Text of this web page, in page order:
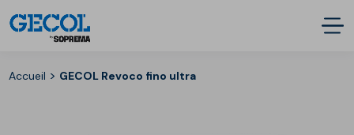
Accueil > GECOL Revoco fino ultra